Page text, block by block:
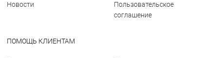
Новости
Пользовательское
соглашение
ПОМОЩЬ КЛИЕНТАМ